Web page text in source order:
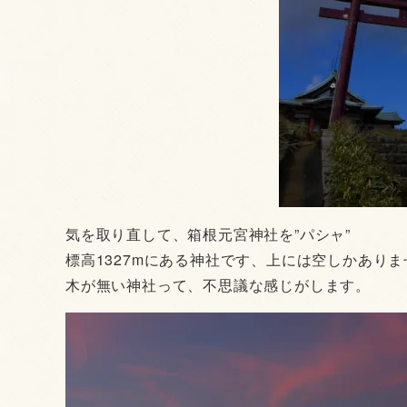
気を取り直して、箱根元宮神社を”パシャ”
標高1327mにある神社です、上には空しかあり
木が無い神社って、不思議な感じがします。